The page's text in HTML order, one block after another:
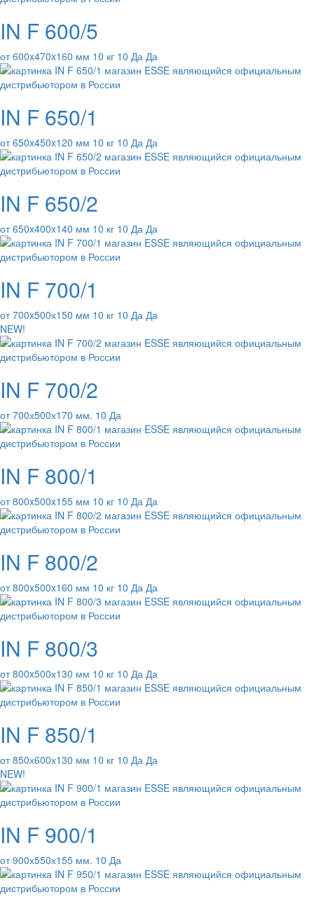
IN F 600/5
от 600x470x160 мм 10 кг 10 Да Да
IN F 650/1
от 650x450x120 мм 10 кг 10 Да Да
IN F 650/2
от 650x400x140 мм 10 кг 10 Да Да
IN F 700/1
от 700x500х150 мм 10 кг 10 Да Да
NEW!
IN F 700/2
от 700х500х170 мм. 10 Да
IN F 800/1
от 800x500x155 мм 10 кг 10 Да Да
IN F 800/2
от 800x500x160 мм 10 кг 10 Да Да
IN F 800/3
от 800x500х130 мм 10 кг 10 Да Да
IN F 850/1
от 850х600х130 мм 10 кг 10 Да Да
NEW!
IN F 900/1
от 900х550х155 мм. 10 Да